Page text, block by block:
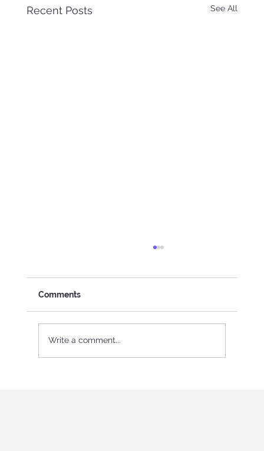
Recent Posts See All
Comments
Write a comment...